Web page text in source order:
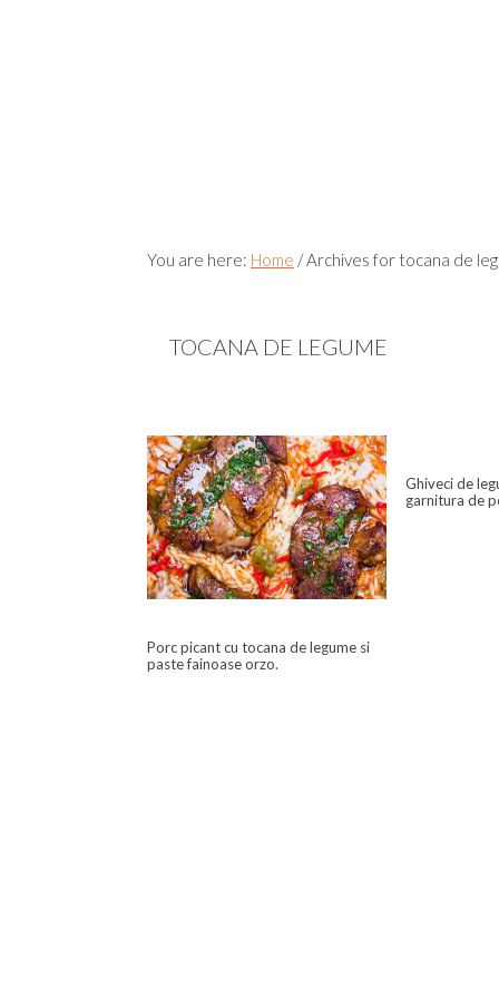
You are here: Home /Archives for tocana de
TOCANA DE LEGUME
Porc picant cu tocana de legume si
paste fainoase orzo.
Ghiveci de
garnitura de